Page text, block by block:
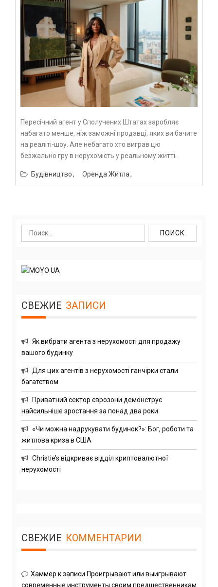
Пересічний агент у Сполучених Штатах заробляє
набагато менше, ніж заможні продавці, яких ви бачите
на реаліті-шоу. Але небагато хто виграв цю
безжально гру в нерухомість у реальному житті.
Будівництво Оренда Житла
Найти:
СВЕЖИЕ ЗАПИСИ
Як вибрати агента з нерухомості для продажу
вашого будинку
Для цих агентів з нерухомості ганчірки стали
багатством
Приватний сектор єврозони демонструє
найсильніше зростання за понад два роки
«Чи можна надрукувати будинок?»: Бог, роботи та
житлова криза в США
Christie’s відкриває відділ криптовалютної
нерухомості
СВЕЖИЕ КОММЕНТАРИИ
Хаммер к записи Проигрывают или выигрывают
современные инструменты своим предшественникам